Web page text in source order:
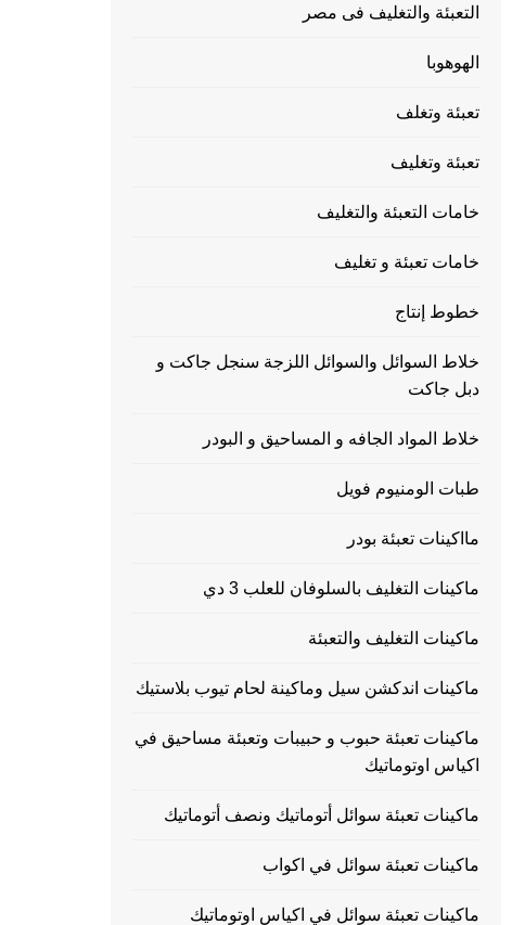
التعبئة والتغليف فى مصر
الهوهوبا
تعبئة وتغلف
تعبئة وتغليف
خامات التعبئة والتغليف
خامات تعبئة و تغليف
خطوط إنتاج
خلاط السوائل والسوائل اللزجة سنجل جاكت و
دبل جاكت
خلاط المواد الجافه و المساحيق و البودر
طبات الومنيوم فويل
مااكينات تعبئة بودر
ماكينات التغليف بالسلوفان للعلب 3 دي
ماكينات التغليف والتعبئة
ماكينات اندكشن سيل وماكينة لحام تيوب بلاستيك
ماكينات تعبئة حبوب و حبيبات وتعبئة مساحيق في
اكياس اوتوماتيك
ماكينات تعبئة سوائل أتوماتيك ونصف أتوماتيك
ماكينات تعبئة سوائل في اكواب
ماكينات تعبئة سوائل في اكياس اوتوماتيك